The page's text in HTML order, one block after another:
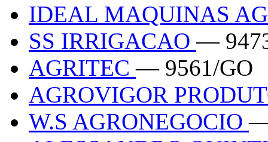
IDEAL MAQUINAS
SS IRRIGACAO—
AGRITEC— 9561/GO
AGROVIGOR
W.S AGRONEGOCIO—